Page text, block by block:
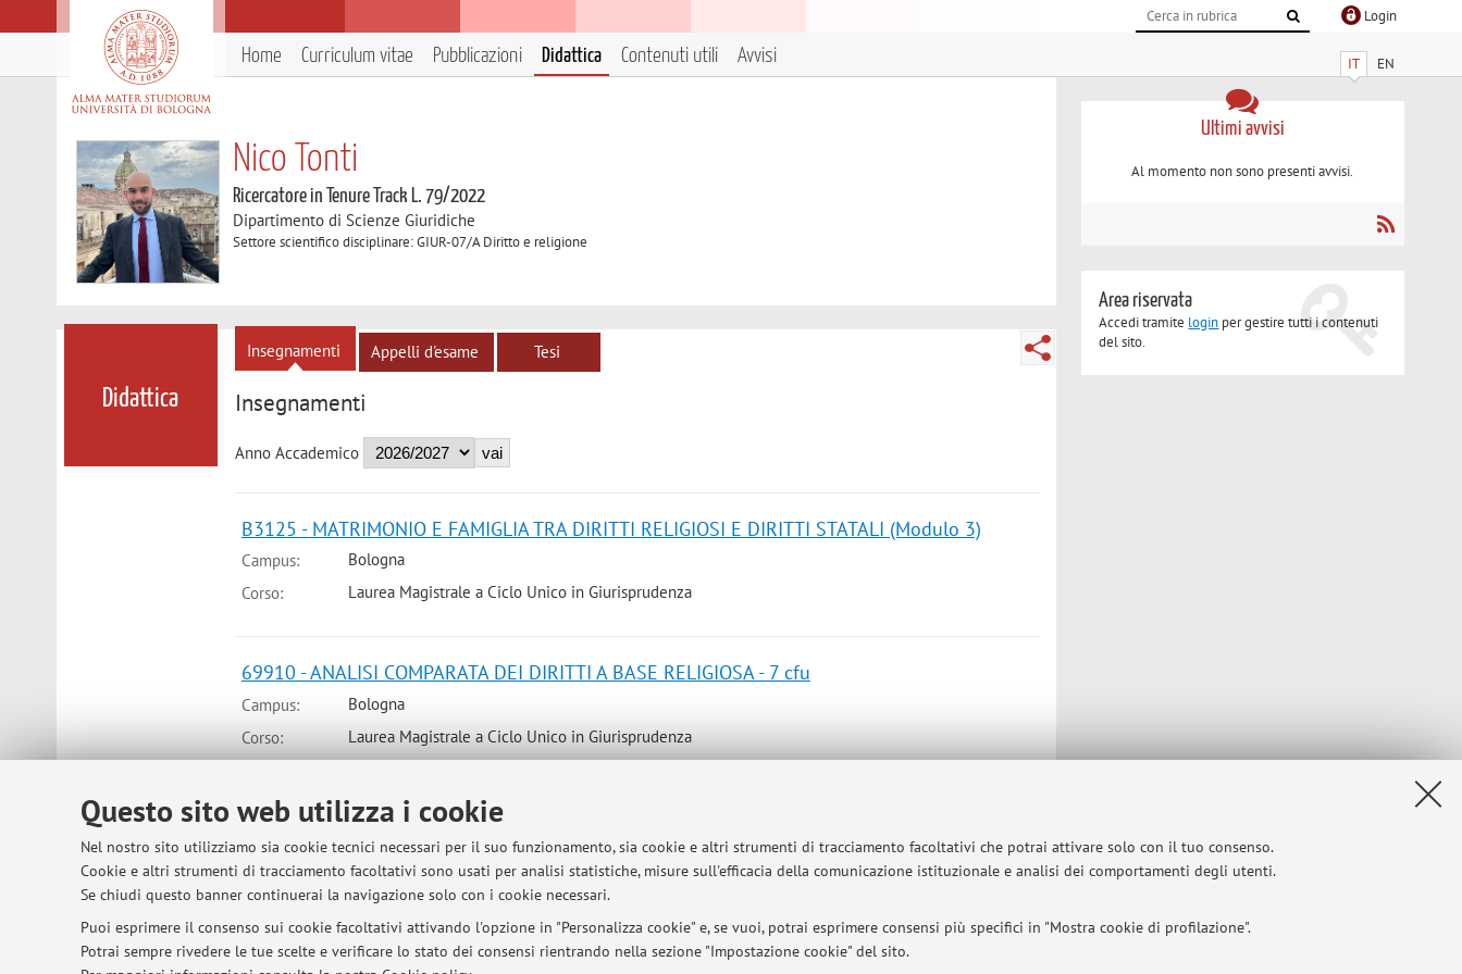
Questo sito web utilizza i cookie
Nel nostro sito utilizziamo sia cookie tecnici necessari per il suo funzionamento, sia cookie e altri strumenti di tracciamento facoltativi che potrai attivare solo con il tuo consenso.
Cookie e altri strumenti di tracciamento facoltativi sono usati per analisi statistiche, misure sull'efficacia della comunicazione istituzionale e analisi dei comportamenti degli utenti.
Se chiudi questo banner continuerai la navigazione solo con i cookie necessari.
Puoi esprimere il consenso sui cookie facoltativi attivando l'opzione in "Personalizza cookie" e, se vuoi, potrai esprimere consensi più specifici in "Mostra cookie di profilazione".
Potrai sempre rivedere le tue scelte e verificare lo stato dei consensi rientrando nella sezione "Impostazione cookie" del sito.
Login
IT EN
Home Curriculum vitae Pubblicazioni Didattica Contenuti utili Avvisi
Nico Tonti
Ricercatore in Tenure Track L. 79/2022
Dipartimento di Scienze Giuridiche
Settore scientifico disciplinare: GIUR-07/A Diritto e religione
Didattica
Insegnamenti Appelli d'esame Tesi
Insegnamenti
Anno Accademico
B3125 - MATRIMONIO E FAMIGLIA TRA DIRITTI RELIGIOSI E DIRITTI STATALI (Modulo 3)
Campus:
Bologna
Corso:
Laurea Magistrale a Ciclo Unico in Giurisprudenza
69910 - ANALISI COMPARATA DEI DIRITTI A BASE RELIGIOSA - 7 cfu
Campus:
Bologna
Corso:
Laurea Magistrale a Ciclo Unico in Giurisprudenza
Ultimi avvisi
Al momento non sono presenti avvisi.
Area riservata
Accedi tramite login per gestire tutti i contenuti
del sito.
© 2026 - ALMA MATER STUDIORUM - Università di Bologna - Via Zamboni, 33 - 40126 Bologna - Partita IVA: 01131710376 Privacy|Note legali|Impostazioni Cookie